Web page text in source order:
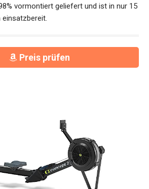
vormontiert geliefert und ist in nur 15
einsatzbereit.
Preis prüfen